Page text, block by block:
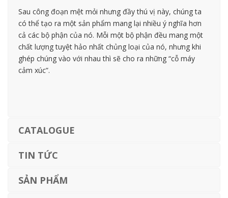
Sau công đoạn mệt mỏi nhưng đầy thú vị này, chúng ta
có thể tạo ra một sản phẩm mang lại nhiều ý nghĩa hơn
cả các bộ phận của nó. Mỗi một bộ phận đều mang một
chất lượng tuyệt hảo nhất chủng loại của nó, nhưng khi
ghép chúng vào với nhau thì sẽ cho ra những “cỗ máy
cảm xúc”.
CATALOGUE
TIN TỨC
SẢN PHẨM